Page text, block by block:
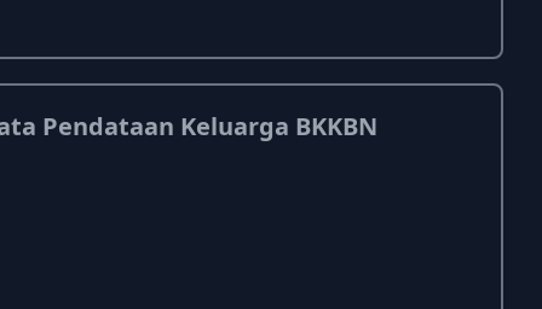
Pendataan Keluarga BKKBN